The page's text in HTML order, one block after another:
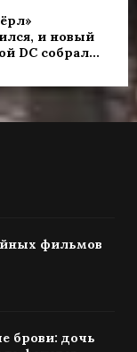
и новый
DC собрал...
фильмов
брови: дочь